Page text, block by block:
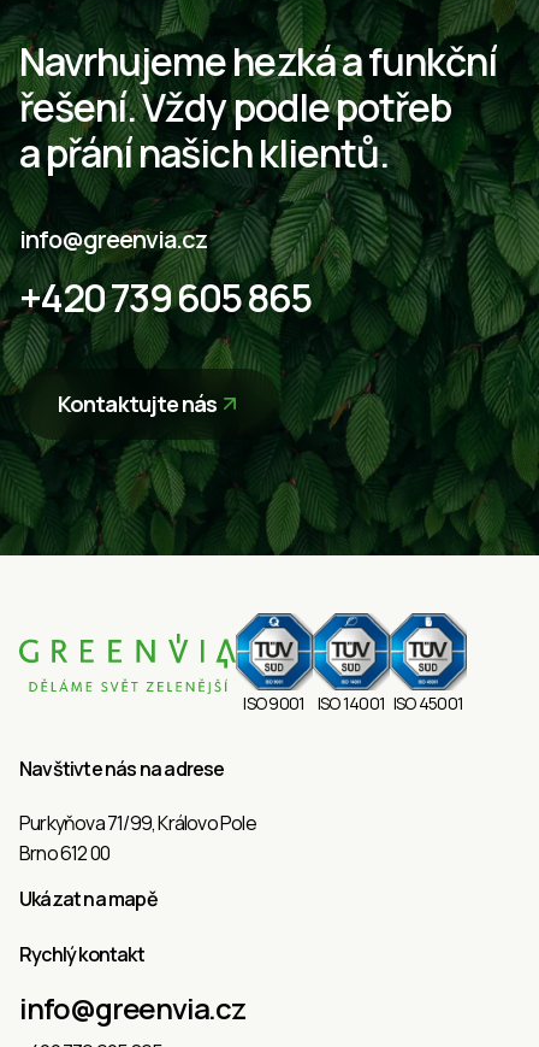
Navrhujemehezkáa funkční
řešení.Vždy podlepotřeb
a přánínašichklientů.
info@greenvia.cz
+420 739 605 865
Kontaktujte nás
ISO 9001 ISO 14001 ISO 45001
Navštivte nás na adrese
Purkyňova 71/99, Královo Pole
Brno 612 00
Ukázat na mapě
Rychlý kontakt
info@greenvia.cz